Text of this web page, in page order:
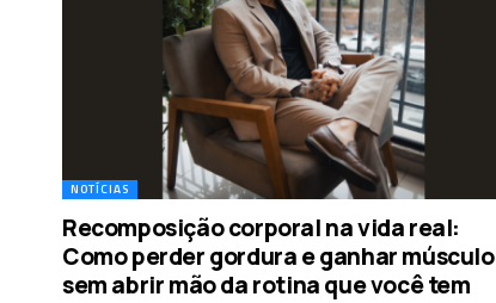
NOTÍCIAS
Recomposição corporal na vida real:
Como perder gordura e ganhar músculo
sem abrir mão da rotina que você tem